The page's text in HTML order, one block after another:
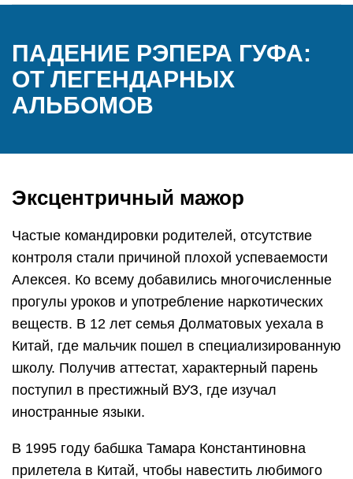
ПАДЕНИЕ РЭПЕРА ГУФА:
ОТ ЛЕГЕНДАРНЫХ
АЛЬБОМОВ
Эксцентричный мажор
Частые командировки родителей, отсутствие
контроля стали причиной плохой успеваемости
Алексея. Ко всему добавились многочисленные
прогулы уроков и употребление наркотических
веществ. В 12 лет семья Долматовых уехала в
Китай, где мальчик пошел в специализированную
школу. Получив аттестат, характерный парень
поступил в престижный ВУЗ, где изучал
иностранные языки.
В 1995 году бабшка Тамара Константиновна
прилетела в Китай, чтобы навестить любимого